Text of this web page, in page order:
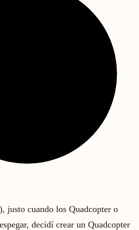
justo cuando los Quadcopter o
decidí crear un Quadcopter